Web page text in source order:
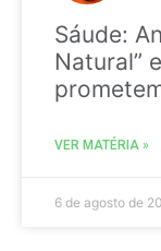
Sáude:
Natural”
VER MATÉRIA »
6 de agosto de